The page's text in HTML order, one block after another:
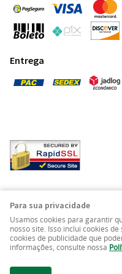
Entrega
LOJA VIRTUAL CRIADA
Para sua privacidade
Usamos cookies para garantir
nosso site. Isso inclui cookies
cookies de publicidade que
informações, consulte nossa